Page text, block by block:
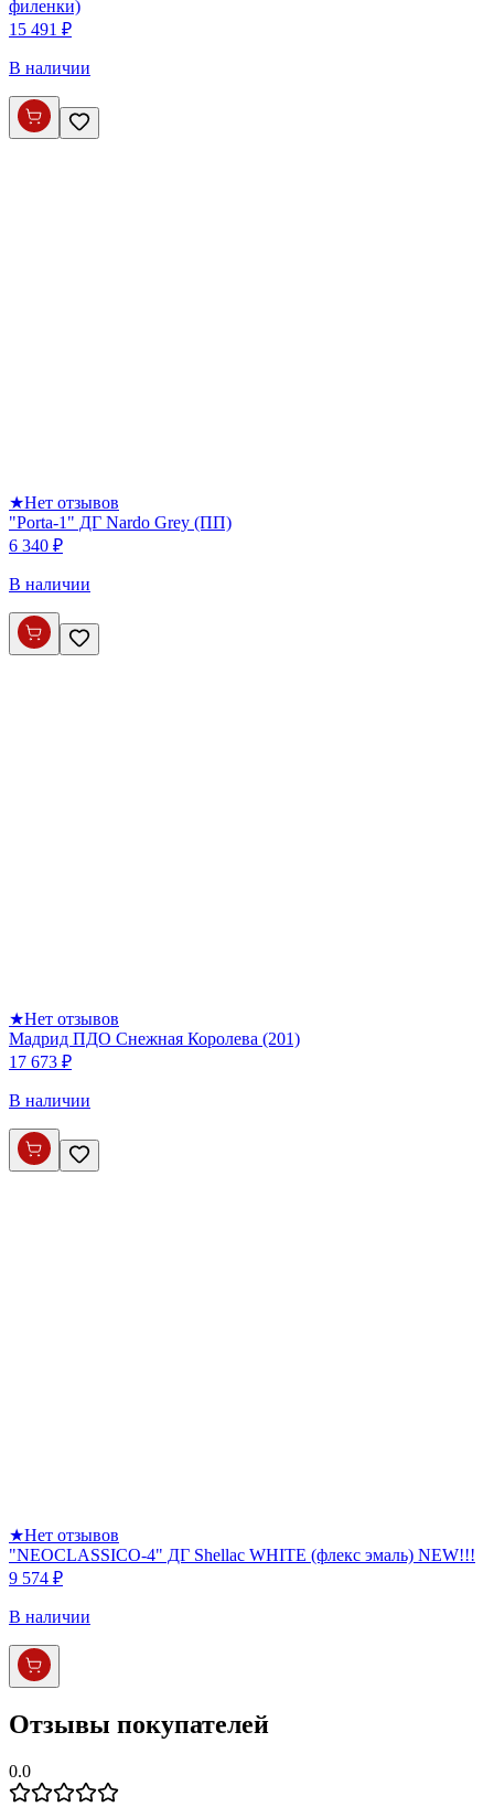
филенки)
15 491 ₽
В наличии
★Нет отзывов
"Porta-1" ДГ Nardo Grey (ПП)
6 340 ₽
В наличии
★Нет отзывов
Мадрид ПДО Снежная Королева (201)
17 673 ₽
В наличии
★Нет отзывов
"NEOCLASSICO-4" ДГ Shellac WHITE (флекс эмаль) NEW!!!
9 574 ₽
В наличии
Отзывы покупателей
0.0